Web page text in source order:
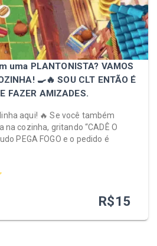
uma PLANTONISTA? VAMOS
🍳🔥 SOU CLT ENTÃO É
FAZER AMIZADES.
aqui! 🔥 Se você também
cozinha, gritando “CADÊ O
PEGA FOGO e o pedido é
R$15